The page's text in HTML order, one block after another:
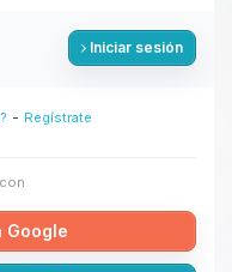
Iniciar sesión
- Regístrate